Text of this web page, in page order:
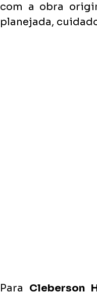
com a obra
planejada,
Para Cleberson